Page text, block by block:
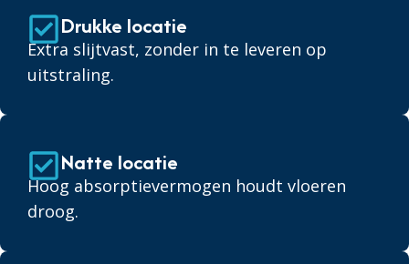
Drukke locatie
Extra slijtvast, zonder in te leveren op
uitstraling.
Natte locatie
Hoog absorptievermogen houdt vloeren
droog.